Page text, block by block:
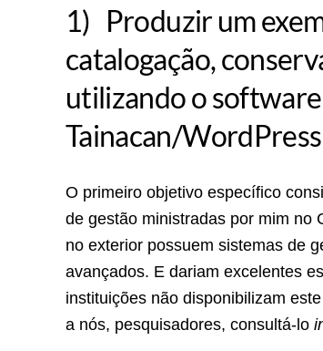
1) Produzir um
catalogação,
utilizando o
Tainacan/WordPress
O primeiro objetivo específico
de gestão ministradas por mim no
no exterior possuem sistemas de
avançados. E dariam excelentes
instituições não disponibilizam
a nós, pesquisadores, consultá-lo